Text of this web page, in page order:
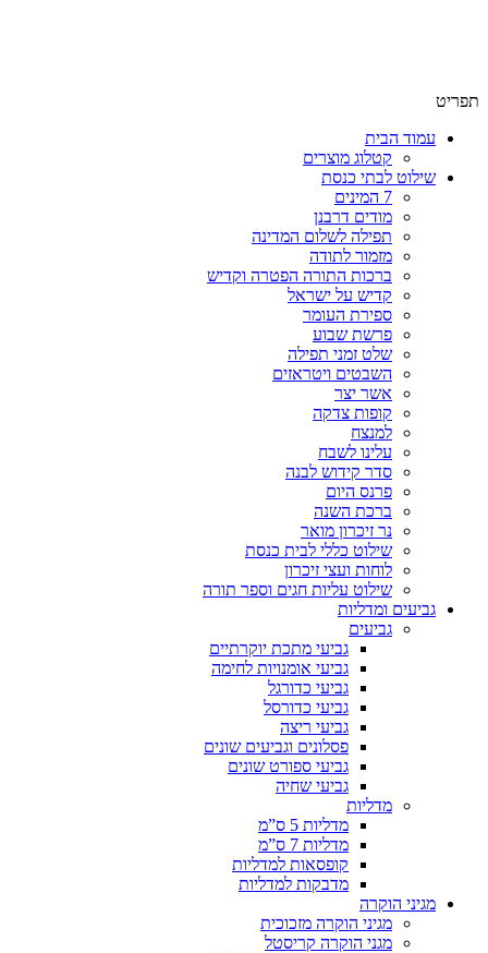
תפריט
עמוד הבית
קטלוג מוצרים
שילוט לבתי כנסת
7 המינים
מודים דרבנן
תפילה לשלום המדינה
מזמור לתודה
ברכות התורה הפטרה וקדיש
קדיש על ישראל
ספירת העומר
פרשת שבוע
שלט זמני תפילה
השבטים ויטראזים
אשר יצר
קופות צדקה
למנצח
עלינו לשבח
סדר קידוש לבנה
פרנס היום
ברכת השנה
נר זיכרון מואר
שילוט כללי לבית כנסת
לוחות ועצי זיכרון
שילוט עליות חגים וספר תורה
גביעים ומדליות
גביעים
גביעי מתכת יוקרתיים
גביעי אומנויות לחימה
גביעי כדורגל
גביעי כדורסל
גביעי ריצה
פסלונים וגביעים שונים
גביעי ספורט שונים
גביעי שחיה
מדליות
מדליות 5 ס”מ
מדליות 7 ס”מ
קופסאות למדליות
מדבקות למדליות
מגיני הוקרה
מגיני הוקרה מזכוכית
מגני הוקרה קריסטל